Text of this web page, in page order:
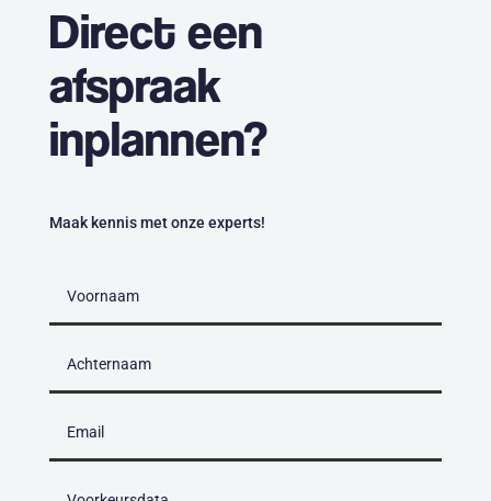
Direct een
afspraak
inplannen?
Maak kennis met onze experts!